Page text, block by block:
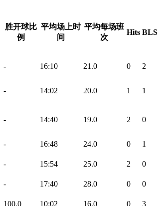
胜开球比
例
平均场上时
间
平均每场班
次
Hits BLS
- 16:10 21.0 0
2
- 14:02 20.0 1 1
- 14:40 19.0 2 0
- 16:48 24.0 0
1
- 15:54 25.0 2
0
- 17:40 28.0 0
0
100.0 10:02 16.0 0
3